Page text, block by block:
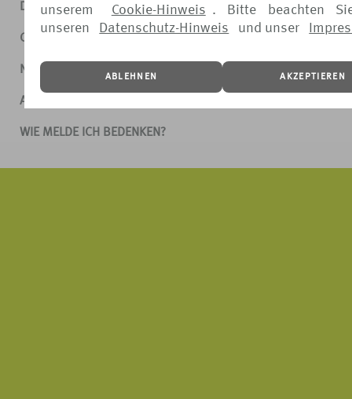
unserem
Cookie-Hinweis . Bitte beachten
unseren
Datenschutz-Hinweis und unser
ABLEHNEN AKZEPTIEREN
DATENSCHUTZ
COOKIE-HINWEIS
NUTZUNGSBEDINGUNGEN
AGB
WIE MELDE ICH BEDENKEN?